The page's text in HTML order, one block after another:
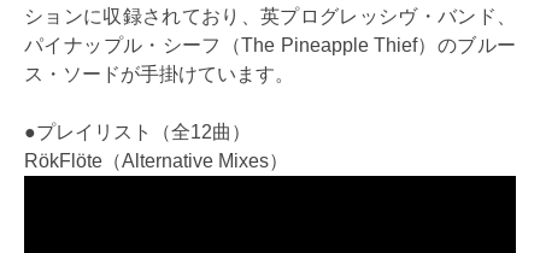
ションに収録されており、英プログレッシヴ・バンド、
パイナップル・シーフ（The Pineapple Thief）のブルー
ス・ソードが手掛けています。
●プレイリスト（全12曲）
RökFlöte（Alternative Mixes）